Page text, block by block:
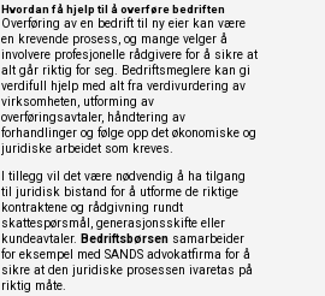
Hvordan få hjelp til å overføre bedriften
Overføring av en bedrift til ny eier kan være
en krevende prosess, og mange velger å
involvere profesjonelle rådgivere for å sikre at
alt går riktig for seg. Bedriftsmeglere kan gi
verdifull hjelp med alt fra verdivurdering av
virksomheten, utforming av
overføringsavtaler, håndtering av
forhandlinger og følge opp det økonomiske og
juridiske arbeidet som kreves.
I tillegg vil det være nødvendig å ha tilgang
til juridisk bistand for å utforme de riktige
kontraktene og rådgivning rundt
skattespørsmål, generasjonsskifte eller
kundeavtaler. Bedriftsbørsensamarbeider
for eksempel med SANDS advokatfirma for å
sikre at den juridiske prosessen ivaretas på
riktig måte.